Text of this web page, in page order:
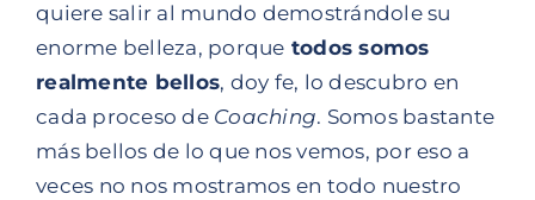
quiere salir al mundo demostrándole su
enorme belleza, porque todos somos
realmente bellos, doy fe, lo descubro en
cada proceso de Coaching. Somos bastante
más bellos de lo que nos vemos, por eso a
veces no nos mostramos en todo nuestro